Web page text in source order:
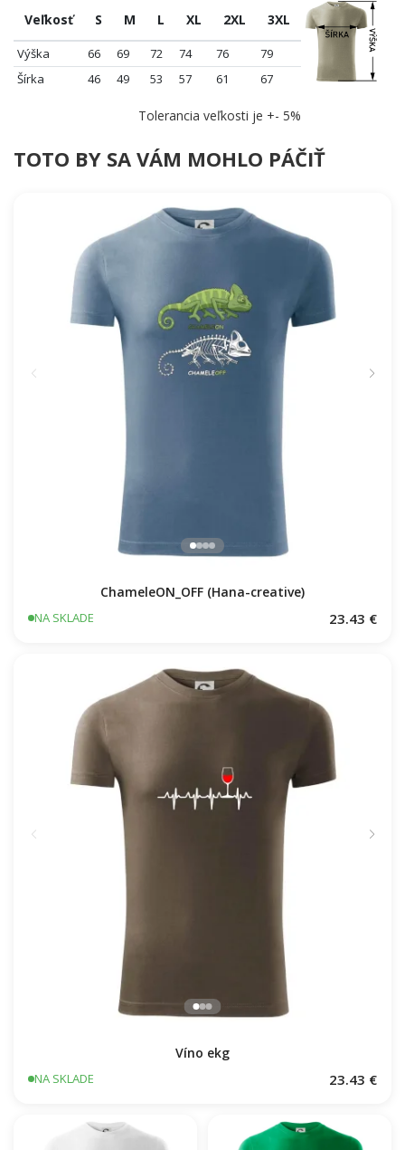
Veľkosť S M L XL 2XL 3XL
Výška 66 69 72 74 76
79
Šírka
46 49 53 57 61 67
Tolerancia veľkosti je +- 5%
TOTO BY SA VÁM MOHLO PÁČIŤ
ChameleON_OFF (Hana-creative)
NA SKLADE 23.43 €
Víno ekg
NA SKLADE 23.43 €